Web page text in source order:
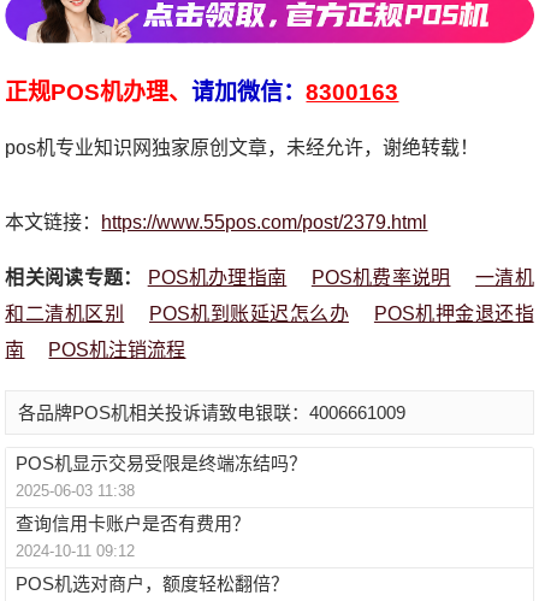
正规POS机办理、请加微信：8300163
pos机专业知识网独家原创文章，未经允许，谢绝转载！
本文链接： https://www.55pos.com/post/2379.html
相关阅读专题： POS机办理指南 POS机费率说明
一清机
和二清机区别
POS机到账延迟怎么办
POS机押金退还指
南
POS机注销流程
各品牌POS机相关投诉请致电银联：4006661009
POS机显示交易受限是终端冻结吗？
2025-06-03 11:38
查询信用卡账户是否有费用？
2024-10-11 09:12
POS机选对商户，额度轻松翻倍？